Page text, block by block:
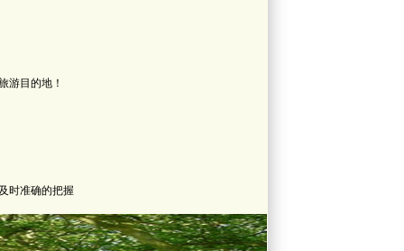
游目的地！
时准确的把握